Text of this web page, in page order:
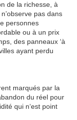
de la richesse, à
pas dans
personnes
ou à un prix
des panneaux ‘à
ayant perdu
marqués par la
du réel pour
qui n‘est point